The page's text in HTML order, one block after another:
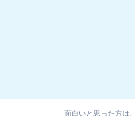
面白いと思った方は